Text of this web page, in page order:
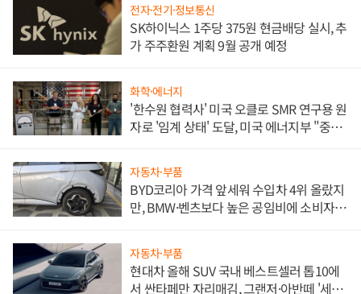
전자·전기·정보통신
SK하이닉스 1주당 375원 현금배당 실시, 추
가 주주환원 계획 9월 공개 예정
화학·에너지
'한수원 협력사' 미국 오클로 SMR 연구용 원
자로 '임계 상태' 도달, 미국 에너지부 "중요
자동차·부품
BYD코리아 가격 앞세워 수입차 4위 올랐지
만, BMW·벤츠보다 높은 공임비에 소비자
자동차·부품
현대차 올해 SUV 국내 베스트셀러 톱10에
서 싼타페만 자리매김, 그랜저·아반떼 '세단